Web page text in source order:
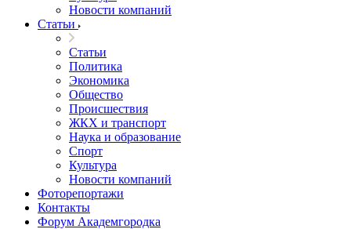
Новости компаний
Статьи
Статьи
Политика
Экономика
Общество
Происшествия
ЖКХ и транспорт
Наука и образование
Спорт
Культура
Новости компаний
Фоторепортажи
Контакты
Форум Академгородка